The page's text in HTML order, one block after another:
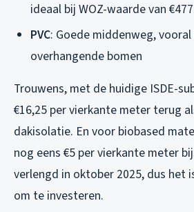
ideaal bij WOZ-waarde van
PVC: Goede middenweg,
overhangende bomen
Trouwens, met de huidige ISDE-
€16,25 per vierkante meter terug
dakisolatie. En voor biobased
nog eens €5 per vierkante meter
verlengd in oktober 2025, dus het
om te investeren.